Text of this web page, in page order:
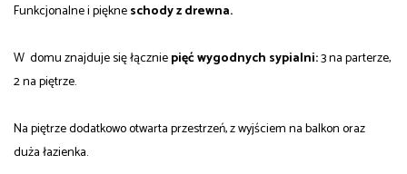
Funkcjonalne i piękneschody z drewna.
W domu znajduje się łączniepięć wygodnych sypialni:3 na parterze,
2 na piętrze.
Na piętrze dodatkowo otwarta przestrzeń, z wyjściem na balkon oraz
duża łazienka.